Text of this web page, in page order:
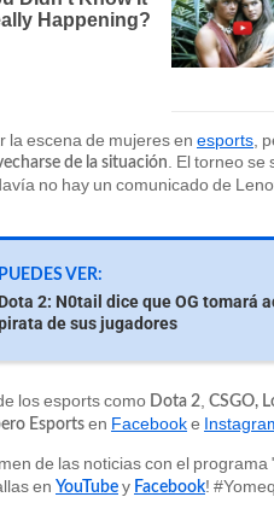
la escena de mujeres en esports ,
de la situación
. El torneo
no hay un comunicado de
PUEDES VER:
Dota 2: N0tail dice que OG tomará
de sus jugadores
los esports como Dota 2 CSGO,
Esports en Facebooke
de las noticias con el programa
en YouTube y Facebook!